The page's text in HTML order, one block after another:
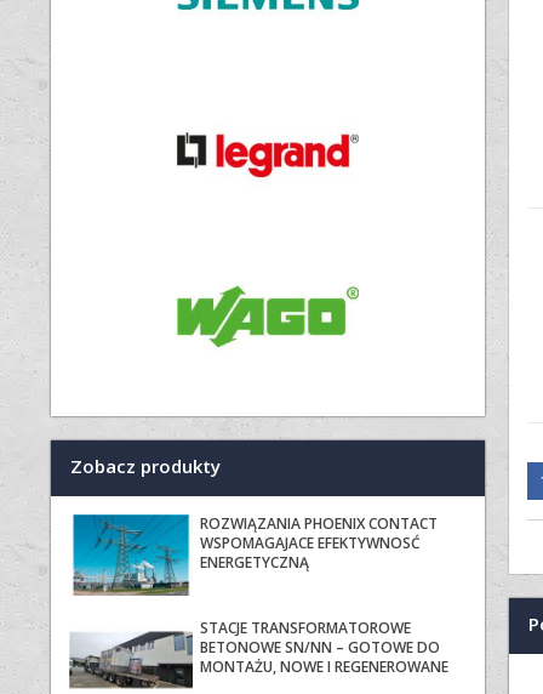
Zobacz produkty
ROZWIĄZANIA PHOENIX CONTACT
WSPOMAGAJACE EFEKTYWNOSĆ
ENERGETYCZNĄ
STACJE TRANSFORMATOROWE
BETONOWE SN/NN – GOTOWE DO
MONTAŻU, NOWE I REGENEROWANE